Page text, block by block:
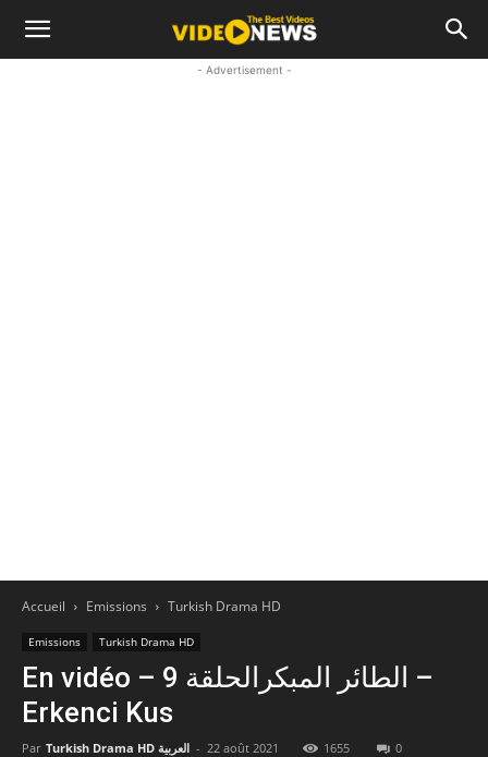
- Advertisement -
Accueil Emissions Turkish Drama HD
Emissions Turkish Drama HD
En vidéo – الطائر المبكرالحلقة 9 –
Erkenci Kus
Par Turkish Drama HD العربية - 22 août 2021 1655 0